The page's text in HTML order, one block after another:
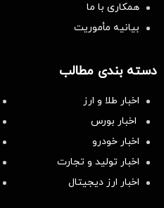
همکاری با ما
بیانیه مأموریت
دسته بندی مطالب
اخبار طلا و ارز
اخبار بورس
اخبار خودرو
اخبار تولید و تجارت
اخبار ارز دیجیتال